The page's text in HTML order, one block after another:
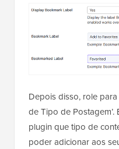
Depois disso, role
de Tipo de
plugin que tipo de
poder adicionar aos